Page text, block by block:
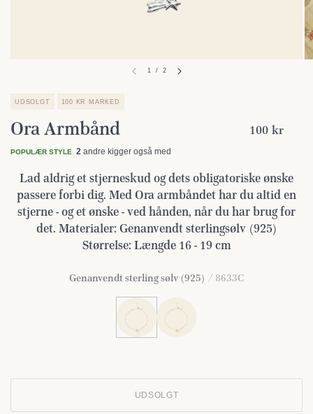
1 / 2
UDSOLGT 100 KR MARKED
Ora Armbånd 100 kr
POPULÆR STYLE2andre kigger også med
Lad aldrig et stjerneskud og dets obligatoriske ønske
passere forbi dig. Med Ora armbåndet har du altid en
stjerne - og et ønske - ved hånden, når du har brug for
det. Materialer: Genanvendt sterlingsølv (925)
Størrelse: Længde 16 - 19 cm
Genanvendt sterling sølv (925) / 8633C
UDSOLGT